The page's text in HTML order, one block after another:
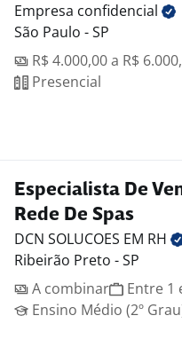
Empresa confidencial
São Paulo - SP
R$ 4.000,00 a R$
Presencial
Especialista De
Rede De Spas
DCN SOLUCOES EM RH
Ribeirão Preto - SP
A combinar
Entre 1
Ensino Médio (2º